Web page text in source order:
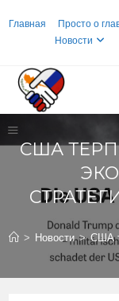
Главная Просто о
Новости
США
> Новости > США